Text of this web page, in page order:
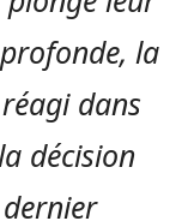
la
dans
décision